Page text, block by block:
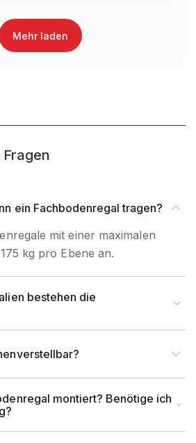
Stecksystem
Mehr laden
ein Fachbodenregal tragen?
mit einer maximalen
kg pro Ebene an.
bestehen die
montiert? Benötige ich